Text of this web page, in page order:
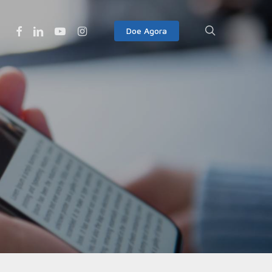
Doe Agora
FacebookLinkedinYoutubeInstagram